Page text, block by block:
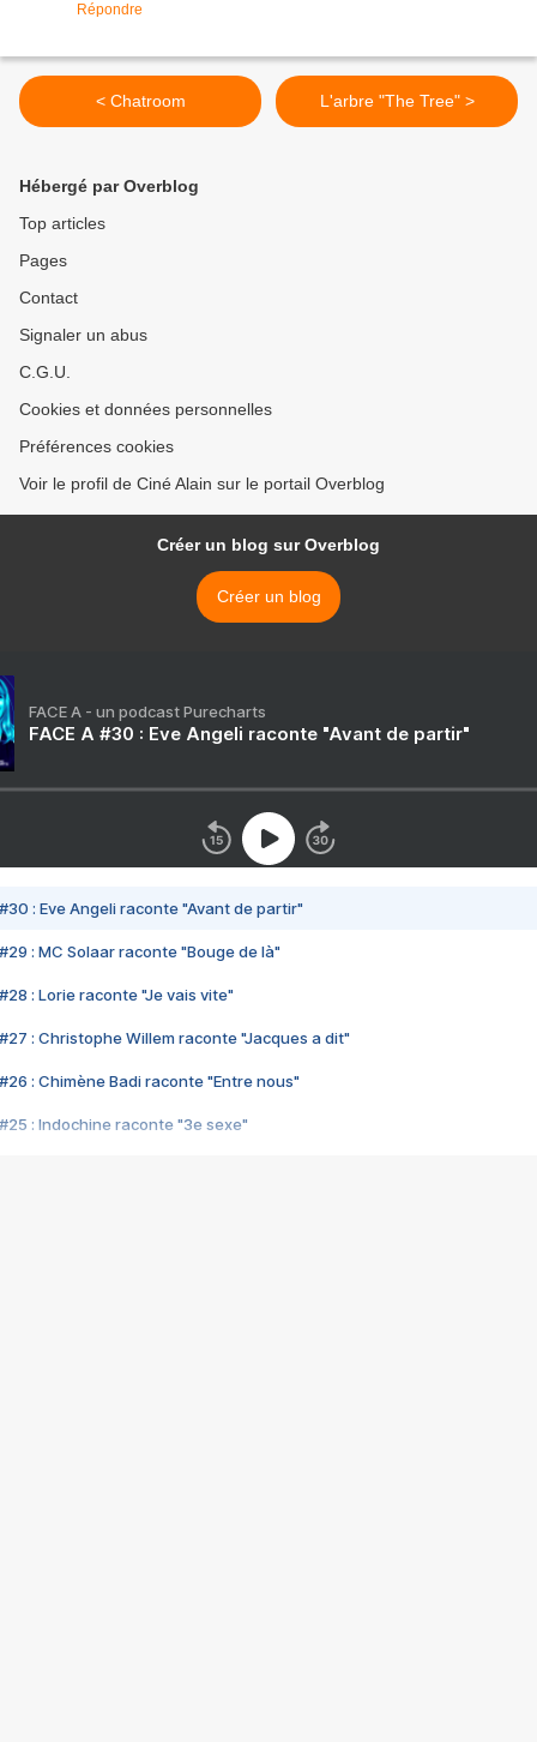
Répondre
< Chatroom L'arbre "The Tree" >
Hébergé par Overblog
Top articles
Pages
Contact
Signaler un abus
C.G.U.
Cookies et données personnelles
Préférences cookies
Voir le profil de Ciné Alain sur le portail Overblog
Créer un blog sur Overblog
Créer un blog
FACE A - un podcast Purecharts
FACE A #30 : Eve Angeli raconte "Avant de partir"
#30 : Eve Angeli raconte "Avant de partir"
#29 : MC Solaar raconte "Bouge de là"
#28 : Lorie raconte "Je vais vite"
#27 : Christophe Willem raconte "Jacques a dit"
#26 : Chimène Badi raconte "Entre nous"
#25 : Indochine raconte "3e sexe"